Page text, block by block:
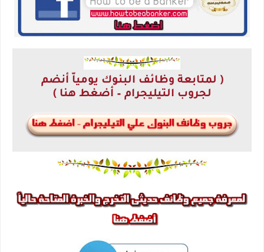
( لمتابعة وظائف البنوك يومياّ أنضم
لجروب التيليجرام – أضغط هنا )